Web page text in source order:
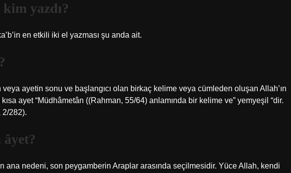
yazdı?
en etkili iki el yazması şu anda ait.
ayetin sonu ve başlangıcı olan birkaç kelime veya cümleden oluşan Allah’ın
ayet “Müdhâmetân ((Rahman, 55/64) anlamında bir kelime ve” yemyeşil “dir.
2/282).
ana nedeni, son peygamberin Araplar arasında seçilmesidir. Yüce Allah, kendi